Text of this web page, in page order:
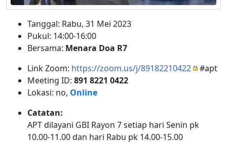
Tanggal: Rabu, 31 Mei 2023
Pukul: 14:00-16:00
Bersama: Menara Doa R7
Link Zoom: https://zoom.us/j/89182210422 #apt
Meeting ID: 891 8221 0422
Lokasi: no, Online
Catatan:
APT dilayani GBI Rayon 7 setiap hari Senin pk
10.00-11.00 dan hari Rabu pk 14.00-15.00